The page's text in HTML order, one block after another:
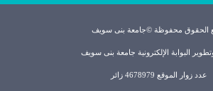
الحقوق محفوظة ©جامعة بنى سويف
البوابة الإلكترونية جامعة بنى سويف
عدد زوار الموقع 4678979 زائر